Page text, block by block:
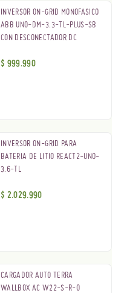
INVERSOR ON-GRID MONOFASICO
ABB UNO-DM-3.3-TL-PLUS-SB
CON DESCONECTADOR DC
$ 999.990
INVERSOR ON-GRID PARA
BATERIA DE LITIO REACT2-UNO-
3.6-TL
$ 2.029.990
CARGADOR AUTO TERRA
WALLBOX AC W22-S-R-0